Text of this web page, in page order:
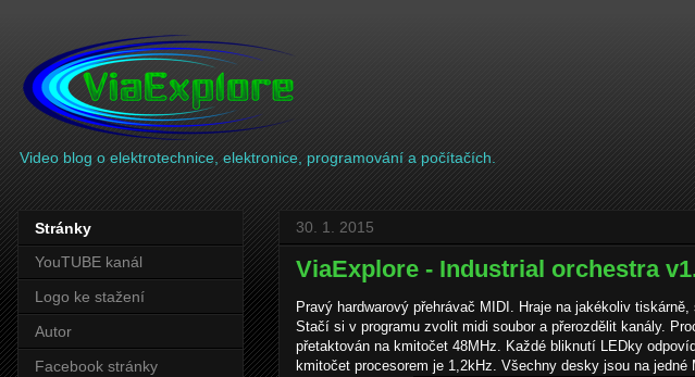
Video blog o elektrotechnice, elektronice, programování a počítačích.
30. 1. 2015
ViaExplore - Industrial orchestra
Pravý hardwarový přehrávač MIDI. Hraje na jakékoliv
Stačí si v programu zvolit midi soubor a přerozdělit kanály.
přetaktován na kmitočet 48MHz. Každé bliknutí LEDky
kmitočet procesorem je 1,2kHz. Všechny desky jsou na jedné
Stránky
YouTUBE kanál
Logo ke stažení
Autor
Facebook stránky